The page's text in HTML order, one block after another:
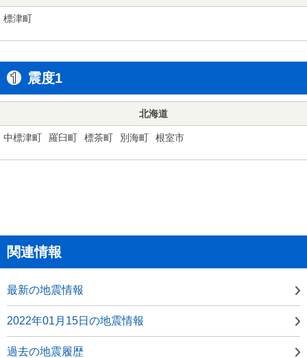
標津町
震度1
北海道
中標津町 羅臼町 標茶町 別海町 根室市
関連情報
最新の地震情報
2022年01月15日の地震情報
過去の地震履歴